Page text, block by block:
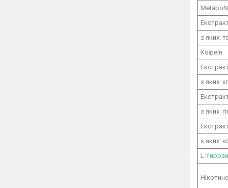
з яких:
Кофеїн
з яких:
з яких:
з яких:
L-